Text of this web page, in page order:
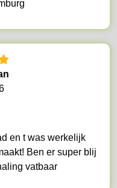
en t was werkelijk
Ben er super blij
vatbaar